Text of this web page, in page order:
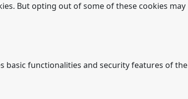
But opting out of some of these cookies may
basic functionalities and security features of the